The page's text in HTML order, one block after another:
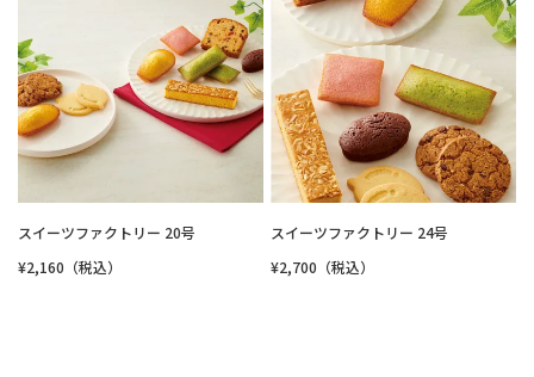
スイーツファクトリー 20号
¥2,160（税込）
スイーツファクトリー 24号
¥2,700（税込）